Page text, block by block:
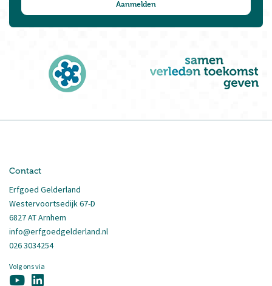
Contact
Erfgoed Gelderland
Westervoortsedijk 67-D
6827 AT Arnhem
info@erfgoedgelderland.nl
026 3034254
Volg ons via